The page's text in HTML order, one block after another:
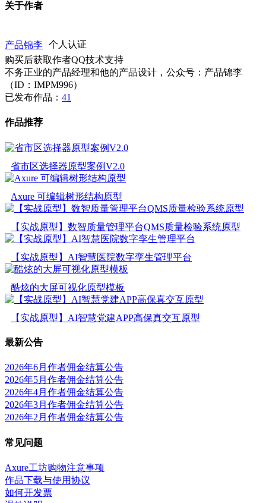
关于作者
产品锦李
个人认证
购买后获取作者QQ技术支持
不务正业的产品经理和他的产品设计，公众号：产品锦李
（ID：IMPM996）
已发布作品： 41
作品推荐
省市区选择器原型案例V2.0
Axure 可编辑树形结构原型
【实战原型】数智质量管理平台QMS质量检验系统原型
【实战原型】AI智慧医院数字孪生管理平台
酷炫的大屏可视化原型模板
【实战原型】AI智慧党建APP高保真交互原型
最新公告
2026年6月作者佣金结算公告
2026年5月作者佣金结算公告
2026年4月作者佣金结算公告
2026年3月作者佣金结算公告
2026年2月作者佣金结算公告
常见问题
Axure工坊购物注意事项
作品下载与使用协议
如何开发票